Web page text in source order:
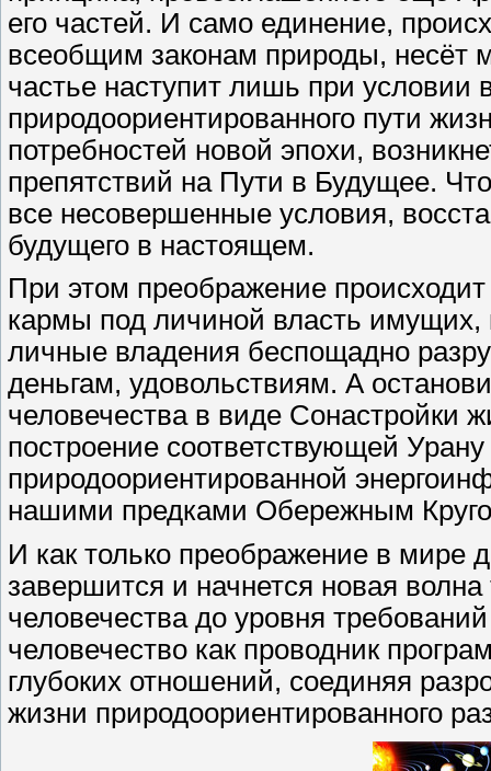
его частей. И само единение,
всеобщим законам природы, несёт
частье наступит лишь при условии
природоориентированного пути
потребностей новой эпохи,
препятствий на Пути в Будущее.
все несовершенные условия,
будущего в настоящем.
При этом преображение
кармы под личиной власть
личные владения беспощадно
деньгам, удовольствиям. А
человечества в виде Сонастройки
построение соответствующей
природоориентированной
нашими предками Обережным
И как только преображение в мире
завершится и начнется новая
человечества до уровня
человечество как проводник
глубоких отношений, соединяя
жизни природоориентированного